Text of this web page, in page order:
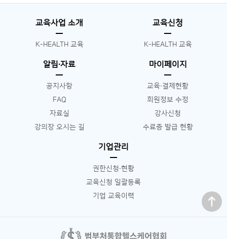
교육사업 소개
K-HEALTH 교육
교육신청
K-HEALTH 교육
알림∙자료
공지사항
FAQ
자료실
강의장 오시는 길
마이페이지
교육∙결제현황
회원정보 수정
강사신청
수료증 발급 현황
기업관리
권한신청∙현황
교육신청 일괄등록
기업 교육이력
맨 위로